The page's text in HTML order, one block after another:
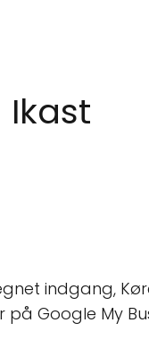
Ikast
indgang,
Google My